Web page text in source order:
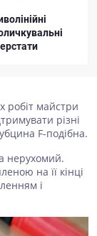
робіт майстри
різні
F-подібна.
нерухомий.
на її кінці
і